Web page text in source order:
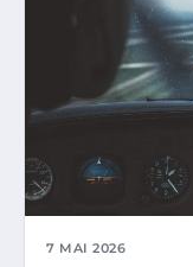
7 MAI 2026